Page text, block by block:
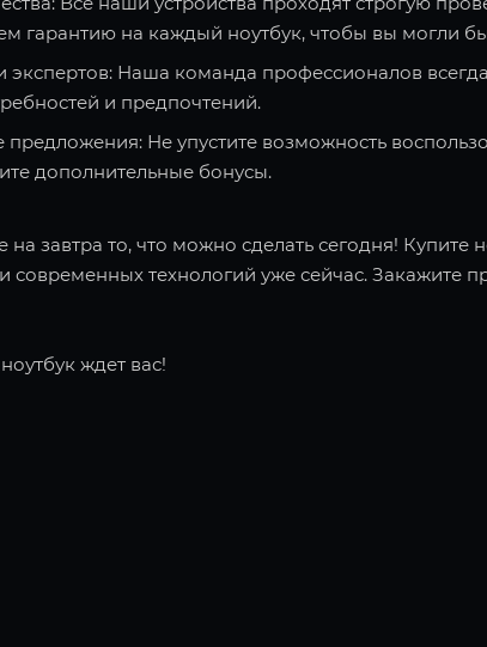
гарантию на каждый ноутбук, чтобы вы могли
экспертов: Наша команда профессионалов
и предпочтений.
Не упустите возможность
дополнительные бонусы.
на завтра то, что можно сделать сегодня! Купите
современных технологий уже сейчас. Закажите
ждет вас!